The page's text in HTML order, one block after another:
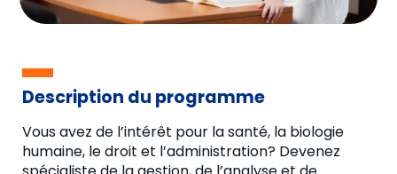
Description du programme
Vous avez de l’intérêt pour la santé, la biologie
humaine, le droit et l’administration? Devenez